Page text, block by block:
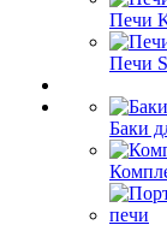
Печи
Печи
Баки